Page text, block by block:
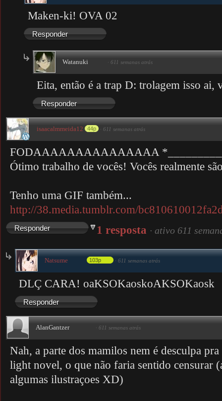
Maken-ki! OVA 02
Responder
Watanuki · 611 semanas atrás
Eita, então é a trap D: trolagem isso
Responder
isaacalmmeida12 44p · 611 semanas atrás
FODAAAAAAAAAAAAAAA
Ótimo trabalho de vocês! Vocês realmente
Tenho uma GIF também...
http://38.media.tumblr.com/
Responder 1 resposta · ativo 611
Natsume 103p · 611 semanas atrás
DLÇ CARA! oaKSOKaoskoAKSOKaosk
Responder
AlanGantzer · 611 semanas atrás
Nah, a parte dos mamilos nem é desculpa pra
light novel, o que não faria sentido censurar
algumas ilustraçoes XD)